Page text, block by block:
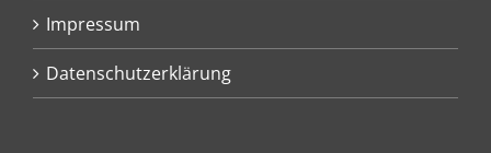
Impressum
Datenschutzerklärung